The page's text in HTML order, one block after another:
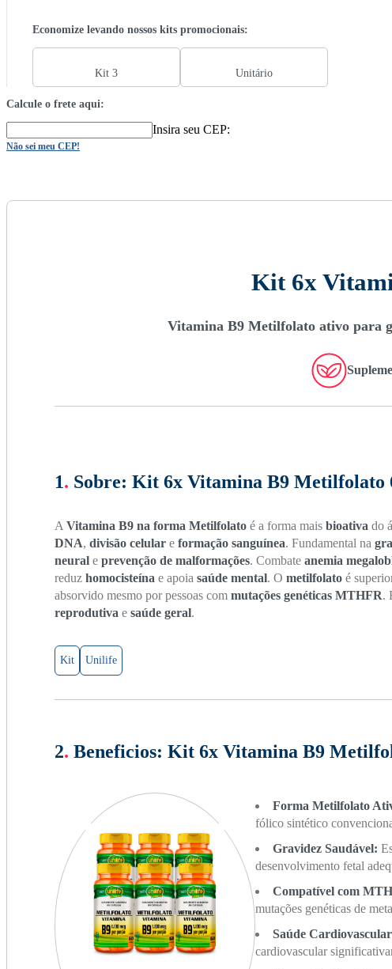
Economize levando nossos kits promocionais:
Kit 3 Unitário
Calcule o frete aqui:
Insira seu CEP:
Não sei meu CEP!
Kit 6x
Vitamina B9 Metilfolato ativo para
1. Sobre: Kit 6x Vitamina B9 Metilfolato
A Vitamina B9 na forma Metilfolato é a forma mais bioativa do
DNA, divisão celular e formação sanguínea. Fundamental na
neural e prevenção de malformações. Combate anemia
reduz homocisteína e apoia saúde mental. O metilfolato é
absorvido mesmo por pessoas com mutações genéticas MTHFR.
reprodutiva e saúde geral.
Kit Unilife
2. Beneficios: Kit 6x Vitamina B9
Forma Metilfolato
fólico sintético
Gravidez Saudável:
desenvolvimento fetal
Compatível com
mutações genéticas de
Saúde
cardiovascular